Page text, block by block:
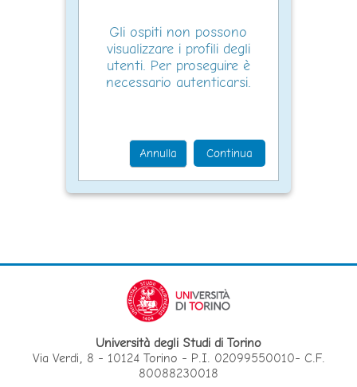
Gli ospiti non possono
visualizzare i profili degli
utenti. Per proseguire è
necessario autenticarsi.
Annulla Continua
Università degli Studi di Torino
Via Verdi, 8 - 10124 Torino - P.I. 02099550010- C.F.
80088230018